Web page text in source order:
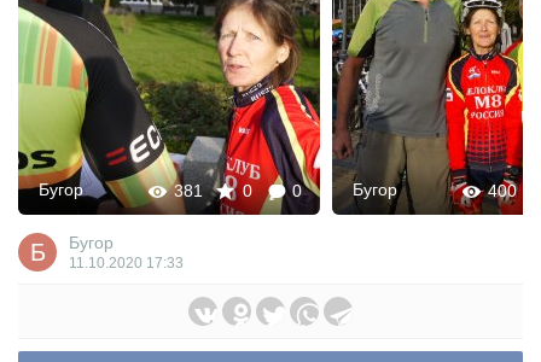
381 0 0
Бугор 400
Бугор
Бугор
11.10.2020 17:33